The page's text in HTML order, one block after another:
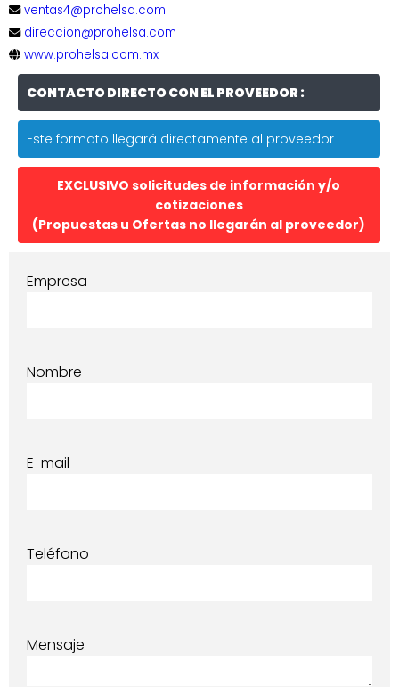
ventas4@prohelsa.com
direccion@prohelsa.com
www.prohelsa.com.mx
CONTACTO DIRECTO CON EL PROVEEDOR :
Este formato llegará directamente al proveedor
EXCLUSIVO solicitudes de información y/o
cotizaciones
(Propuestas u Ofertas no llegarán al proveedor)
Empresa
Nombre
E-mail
Teléfono
Mensaje